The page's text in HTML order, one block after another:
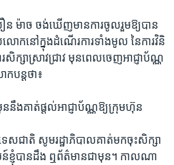
ន ម៉ាច ចង់ឃើញមានការចូលរួមឱ្យបាន
កនៅក្នុងដំណើរការទាំងមូល នៃការវិនិ
សិក្សាស្រាវជ្រាវ មុនពេលចេញអាជ្ញាប័ណ្ណ
កបន្តថា៖
ងគាត់ផ្តល់អាជ្ញាប័ណ្ណឱ្យក្រុមហ៊ុន
សជាតិ សូមរដ្ឋាភិបាលគាត់មកចុះសិក្សា
ញុំបានដឹង ឮព័ត៌មានជាមុន។ កាលណា